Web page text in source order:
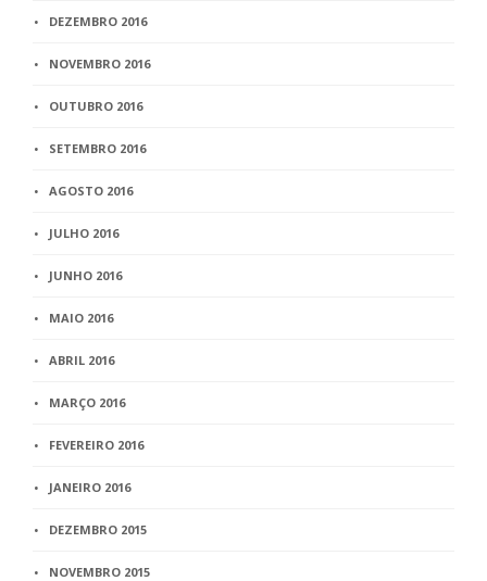
DEZEMBRO 2016
NOVEMBRO 2016
OUTUBRO 2016
SETEMBRO 2016
AGOSTO 2016
JULHO 2016
JUNHO 2016
MAIO 2016
ABRIL 2016
MARÇO 2016
FEVEREIRO 2016
JANEIRO 2016
DEZEMBRO 2015
NOVEMBRO 2015